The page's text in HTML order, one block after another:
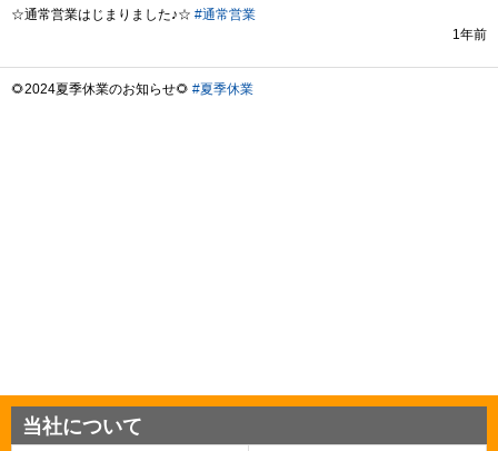
当社について